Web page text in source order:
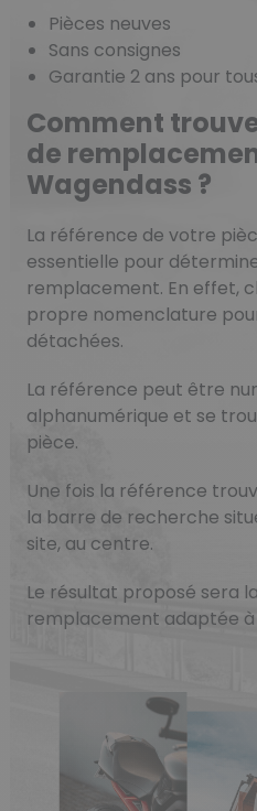
Pièces neuves
Sans consignes
Garantie 2 ans pour
Comment
de
Wagendass ?
La référence de votre
essentielle pour
remplacement. En effet,
propre nomenclature
détachées.
La référence peut être
alphanumérique et se
pièce.
Une fois la référence
la barre de recherche
site, au centre.
Le résultat proposé sera
remplacement adaptée